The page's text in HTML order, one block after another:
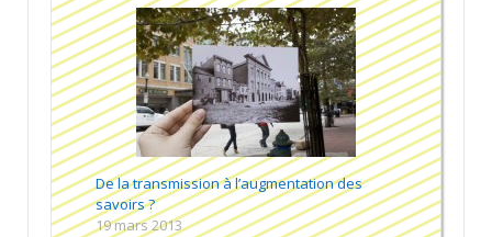
De la transmission à l’augmentation des
savoirs ?
19 mars 2013